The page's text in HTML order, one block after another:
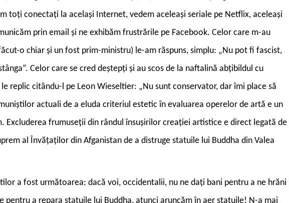
toți conectați la același Internet, vedem aceleași seriale pe Netflix, aceleași
prin email și ne exhibăm frustrările pe Facebook. Celor care m-au
o chiar și un fost prim-ministru) le-am răspuns, simplu: „Nu pot fi fascist,
Celor care se cred deștepți și au scos de la naftalină abțibildul cu
replic citându-l pe Leon Wieseltier: „Nu sunt conservator, dar îmi place să
actuali de a eluda criteriul estetic în evaluarea operelor de artă e un
Excluderea frumuseții din rândul însușirilor creației artistice e direct legată de
al Învățaților din Afganistan de a distruge statuile lui Buddha din Valea
a fost următoarea: dacă voi, occidentalii, nu ne dați bani pentru a ne hrăni
pentru a repara statuile lui Buddha, atunci aruncăm în aer statuile! N-a mai